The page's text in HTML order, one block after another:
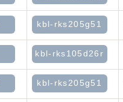
kbl-rks205g51
kbl-rks105d26r
kbl-rks205g51